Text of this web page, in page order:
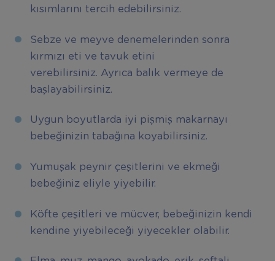
kısımlarını tercih edebilirsiniz.
Sebze ve meyve denemelerinden sonra
kırmızı eti ve tavuk etini
verebilirsiniz. Ayrıca balık vermeye de
başlayabilirsiniz.
Uygun boyutlarda iyi pişmiş makarnayı
bebeğinizin tabağına koyabilirsiniz.
Yumuşak peynir çeşitlerini ve ekmeği
bebeğiniz eliyle yiyebilir.
Köfte çeşitleri ve mücver, bebeğinizin kendi
kendine yiyebileceği yiyecekler olabilir.